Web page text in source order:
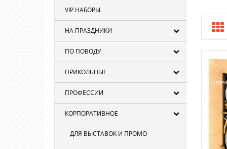
VIP НАБОРЫ
НА ПРАЗДНИКИ
ПО ПОВОДУ
ПРИКОЛЬНЫЕ
ПРОФЕССИИ
КОРПОРАТИВНОЕ
ДЛЯ ВЫСТАВОК И ПРОМО